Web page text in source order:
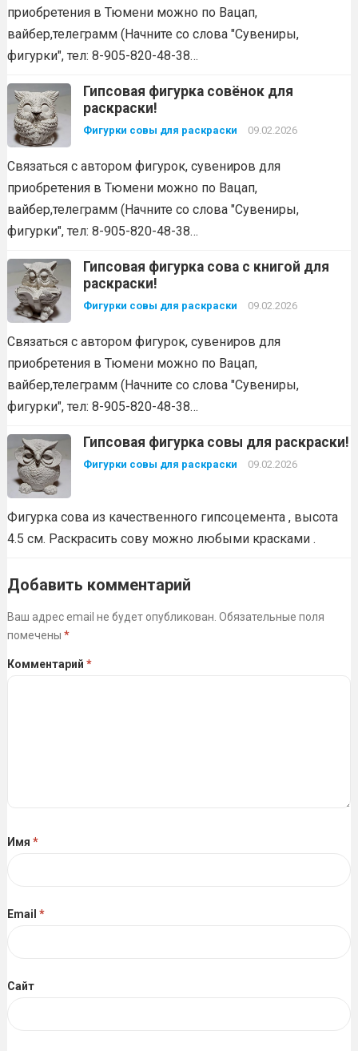
приобретения в Тюмени можно по Вацап,
вайбер,телеграмм (Начните со слова "Сувениры,
фигурки", тел: 8-905-820-48-38…
Гипсовая фигурка совёнок для
раскраски!
Фигурки совы для раскраски 09.02.2026
Связаться с автором фигурок, сувениров для
приобретения в Тюмени можно по Вацап,
вайбер,телеграмм (Начните со слова "Сувениры,
фигурки", тел: 8-905-820-48-38…
Гипсовая фигурка сова с книгой для
раскраски!
Фигурки совы для раскраски 09.02.2026
Связаться с автором фигурок, сувениров для
приобретения в Тюмени можно по Вацап,
вайбер,телеграмм (Начните со слова "Сувениры,
фигурки", тел: 8-905-820-48-38…
Гипсовая фигурка совы для раскраски!
Фигурки совы для раскраски 09.02.2026
Фигурка сова из качественного гипсоцемента , высота
4.5 см. Раскрасить сову можно любыми красками .
Добавить комментарий
Ваш адрес email не будет опубликован. Обязательные поля
помечены *
Комментарий *
Имя *
Email *
Сайт